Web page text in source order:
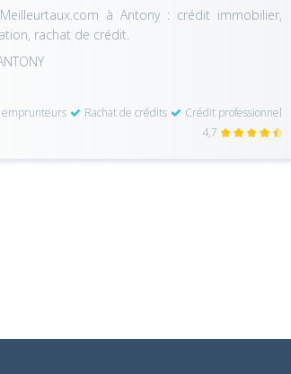
à Antony : crédit immobilier,
rachat de crédit.
emprunteurs Rachat de crédits
Crédit professionnel
4,7